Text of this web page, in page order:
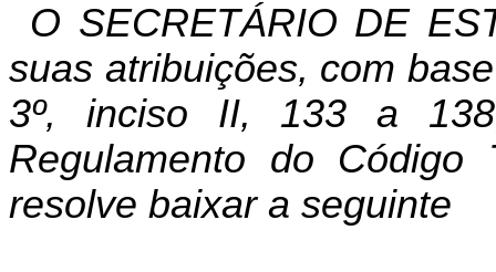
O SECRETÁRIO DE
suas atribuições, com
3º, inciso II, 133 a
Regulamento do
resolve baixar a seguinte